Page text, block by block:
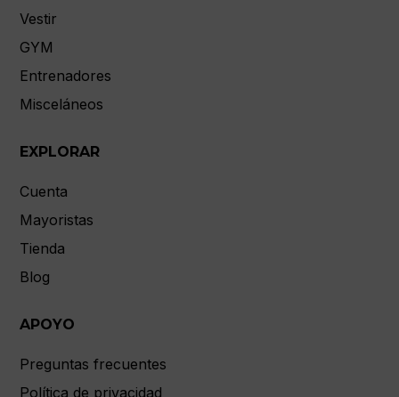
Vestir
GYM
Entrenadores
Misceláneos
EXPLORAR
Cuenta
Mayoristas
Tienda
Blog
APOYO
Preguntas frecuentes
Política de privacidad